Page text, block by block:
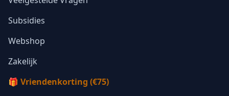
Subsidies
Webshop
Zakelijk
🎁 Vriendenkorting (€75)